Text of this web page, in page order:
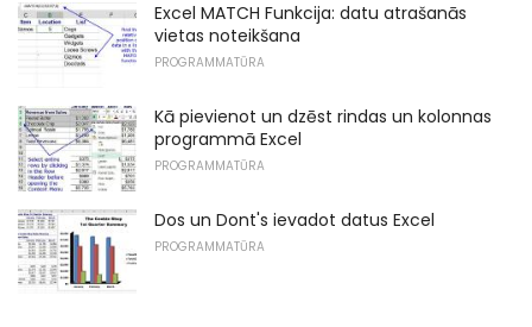
Excel MATCH Funkcija: datu atrašanās
vietas noteikšana
PROGRAMMATŪRA
Kā pievienot un dzēst rindas un kolonnas
programmā Excel
PROGRAMMATŪRA
Dos un Dont's ievadot datus Excel
PROGRAMMATŪRA